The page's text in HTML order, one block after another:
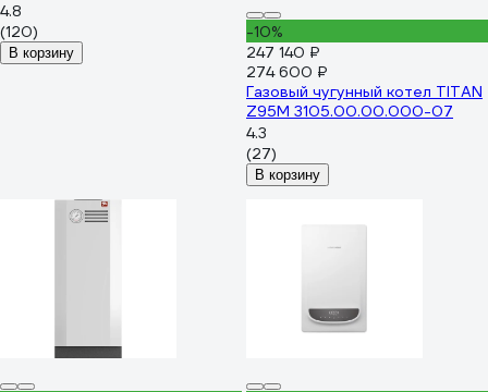
4.8
(120)
В корзину
-10%
247 140 ₽
274 600 ₽
Газовый чугунный котел TITAN
Z95M 3105.00.00.000-07
4.3
(27)
В корзину